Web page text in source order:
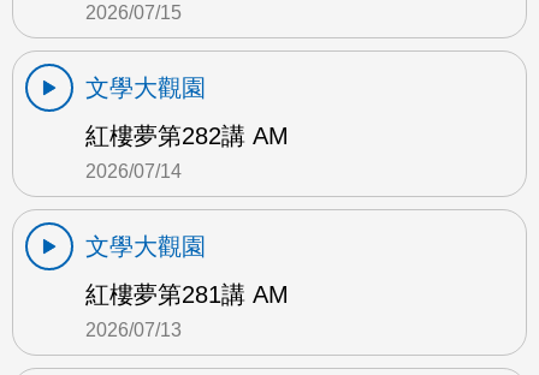
2026/07/15
文學大觀園
紅樓夢第282講 AM
2026/07/14
文學大觀園
紅樓夢第281講 AM
2026/07/13